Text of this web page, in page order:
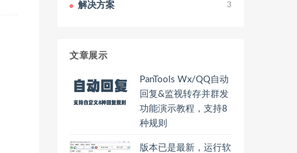
解决方案 3
文章展示
PanTools Wx/QQ自动
回复&监视转存并群发
功能演示教程，支持8
种规则
版本已是最新，运行软